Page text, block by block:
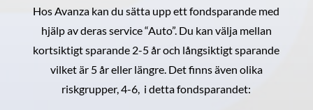
Hos Avanza kan du sätta upp ett fondsparande med
hjälp av deras service “Auto”. Du kan välja mellan
kortsiktigt sparande 2-5 år och långsiktigt sparande
vilket är 5 år eller längre. Det finns även olika
riskgrupper, 4-6, i detta fondsparandet: